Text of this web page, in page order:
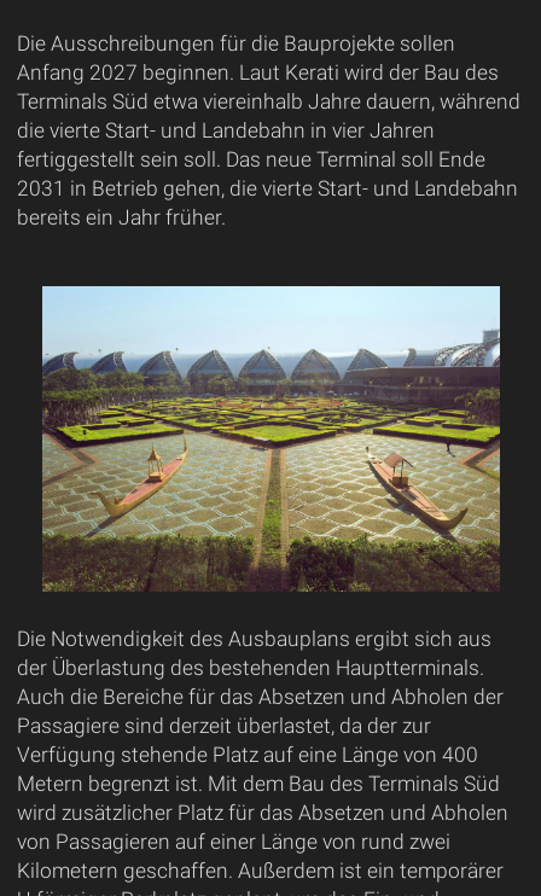
Die Ausschreibungen für die Bauprojekte sollen
Anfang 2027 beginnen. Laut Kerati wird der Bau des
Terminals Süd etwa viereinhalb Jahre dauern, während
die vierte Start- und Landebahn in vier Jahren
fertiggestellt sein soll. Das neue Terminal soll Ende
2031 in Betrieb gehen, die vierte Start- und Landebahn
bereits ein Jahr früher.
Die Notwendigkeit des Ausbauplans ergibt sich aus
der Überlastung des bestehenden Hauptterminals.
Auch die Bereiche für das Absetzen und Abholen der
Passagiere sind derzeit überlastet, da der zur
Verfügung stehende Platz auf eine Länge von 400
Metern begrenzt ist. Mit dem Bau des Terminals Süd
wird zusätzlicher Platz für das Absetzen und Abholen
von Passagieren auf einer Länge von rund zwei
Kilometern geschaffen. Außerdem ist ein temporärer